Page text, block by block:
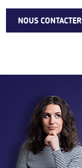
NOUS CONTACTER